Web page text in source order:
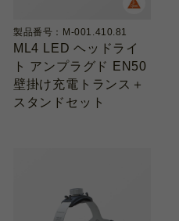
製品番号：M-001.410.81
ML4 LED ヘッドライ
ト アンプラグド EN50
壁掛け充電トランス＋
スタンドセット